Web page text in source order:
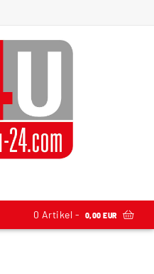
0 Artikel - 0,00 EUR